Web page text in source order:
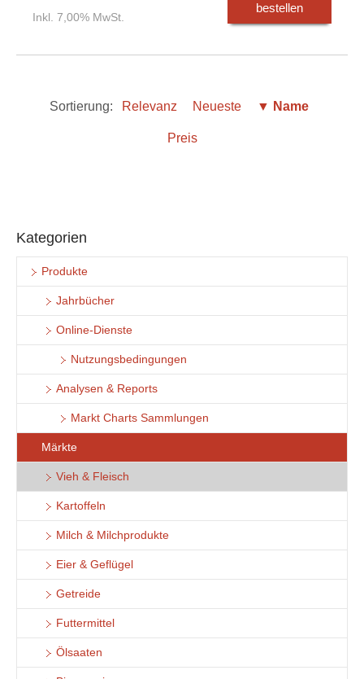
Inkl. 7,00% MwSt.
bestellen
Sortierung: Relevanz Neueste ▼ Name
Preis
Kategorien
Produkte
Jahrbücher
Online-Dienste
Nutzungsbedingungen
Analysen & Reports
Markt Charts Sammlungen
Märkte
Vieh & Fleisch
Kartoffeln
Milch & Milchprodukte
Eier & Geflügel
Getreide
Futtermittel
Ölsaaten